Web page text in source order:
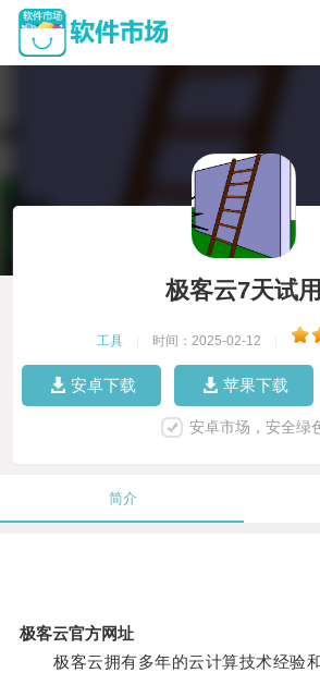
极客云7天试用
工具 时间：2025-02-12
安卓下载 苹果下载
安卓市场，安全绿
简介
极客云官方网址
极客云拥有多年的云计算技术经验